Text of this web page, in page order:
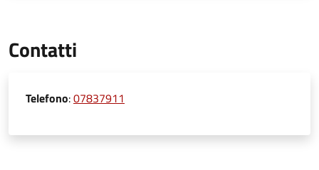
Contatti
Telefono:07837911